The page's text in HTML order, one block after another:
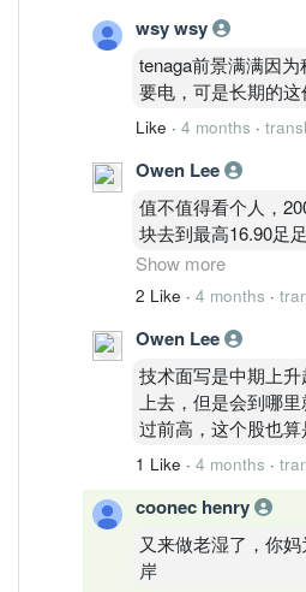
动能持续性
8.0
资金确认度
SPD 综合
8.2 / 10
→ 强趋势推进股
六、最终判定
推荐状态：推荐
推荐等级：A
七、执行建议
不在 14.50 下方追高
回踩 14.00–14.10 是安
跌破 13.80 才需要降级
一句话结论
TENAGA 属于中周期
现在是高位推进，不是
wsy wsy
tenaga前景满满因
要电，可是长期的
Like · 4 months ·
Owen Lee
值不值得看个人，
块去到最高16.90足
块附近，然后这几年
不说技术面，只说基
却回不去当年，虽然
红之类的拖慢了股
在美国，股价已经
股，
Show more
2 Like · 4 months ·
Owen Lee
技术面写是中期上
上去，但是会到哪
过前高，这个股也算
1 Like · 4 months ·
coonec henry
又来做老湿了，你
岸